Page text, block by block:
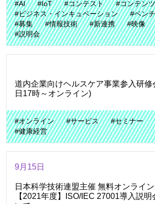
#AI #IoT #コンテスト #コンテンツ
#ビジネス・インキュベーション
#ベン
#募集
#情報技術 #新連携 #映像
#説明会
道内企業向けヘルスケア事業参入研
日17時～オンライン)
#オンライン #サービス #セミナー
#健康経営
9月15日
日本科学技術連盟主催 無料オンライ
【2021年度】ISO/IEC 27001導入説